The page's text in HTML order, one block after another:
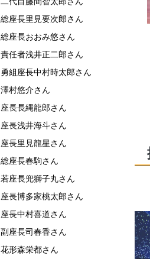
総座長里見要次郎さん
総座長おおみ悠さん
責任者浅井正二郎さん
勇組座長中村時太郎さん
澤村悠介さん
座長長縄龍郎さん
座長浅井海斗さん
座長里見龍星さん
総座長春駒さん
若座長兜獅子丸さん
座長博多家桃太郎さん
座長中村喜道さん
副座長司春香さん
花形森栄都さん